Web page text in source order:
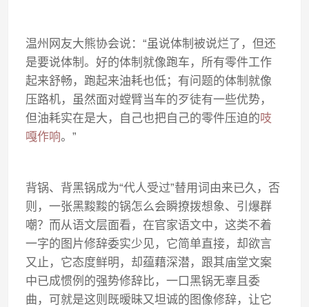
温州网友大熊协会说：“虽说体制被说烂了，但还
是要说体制。好的体制就像跑车，所有零件工作
起来舒畅，跑起来油耗也低；有问题的体制就像
压路机，虽然面对螳臂当车的歹徒有一些优势，
但油耗实在是大，自己也把自己的零件压迫的吱
嘎作响。”
背锅、背黑锅成为“代人受过”替用词由来已久，否
则，一张黑黢黢的锅怎么会瞬撩拨想象、引爆群
嘲？而从语文层面看，在官家语文中，这类不着
一字的图片修辞委实少见，它简单直接，却欲言
又止，它态度鲜明，却蕴藉深潜，跟其庙堂文案
中已成惯例的强势修辞比，一口黑锅无辜且委
曲，可就是这则既暧昧又坦诚的图像修辞，让它